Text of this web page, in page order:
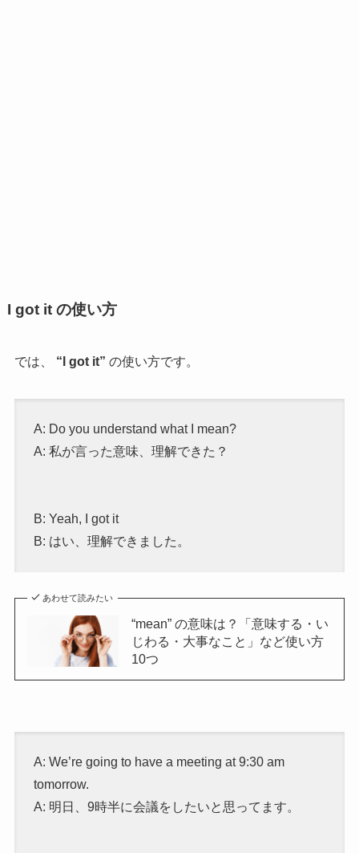
I got it の使い方
では、 “ I got it” の使い方です。
A: Do you understand what I mean?
A: 私が言った意味、理解できた？
B: Yeah, I got it
B: はい、理解できました。
あわせて読みたい
“mean” の意味は？「意味する・い
じわる・大事なこと」など使い方
10つ
A: We’re going to have a meeting at 9:30 am
tomorrow.
A: 明日、9時半に会議をしたいと思ってます。